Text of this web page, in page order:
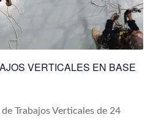
VERTICALES EN BASE
Trabajos Verticales de 24